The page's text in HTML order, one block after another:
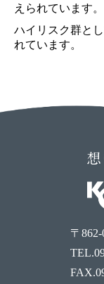
えられています。
ハイリスク群と
れています。
〒